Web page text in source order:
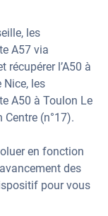
les
A57 via
récupérer l’A50 à
Nice, les
A50 à Toulon Le
(n°17).
en fonction
des
pour vous